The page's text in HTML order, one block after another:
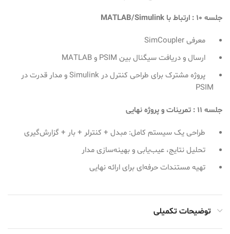
جلسه 10 : ارتباط با
معرفی SimCoupler
ارسال و دریافت سیگنال بین PSIM و MATLAB
پروژه مشترک برای طراحی کنترل در Simulink و مدار قدرت در
PSIM
جلسه 11 : تمرینات و پروژه نهایی
طراحی یک سیستم کامل: مبدل + کنترلر + بار + گزارش‌گیری
تحلیل نتایج، عیب‌یابی و بهینه‌سازی مدار
تهیه مستندات حرفه‌ای برای ارائه نهایی
توضیحات تکمیلی